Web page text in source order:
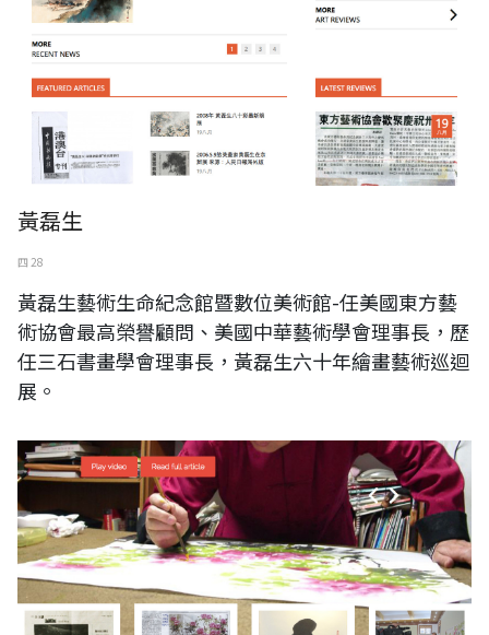
黃磊生
四 28
黃磊生藝術生命紀念館暨數位美術館-任美國東方藝
術協會最高榮譽顧問、美國中華藝術學會理事長，歷
任三石書畫學會理事長，黃磊生六十年繪畫藝術巡迴
展。